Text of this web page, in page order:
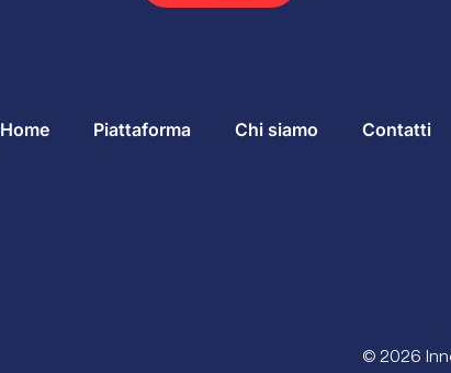
Home Piattaforma Chi siamo Contatti
© 2026